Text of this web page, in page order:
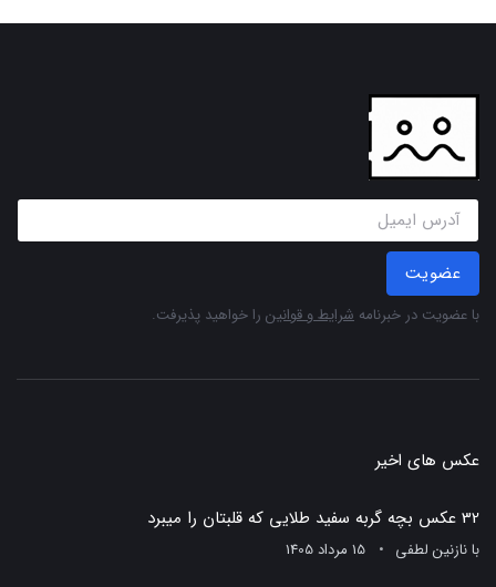
عضویت
با عضویت در خبرنامه شرایط و قوانین را خواهید پذیرفت.
عکس های اخیر
32 عکس بچه گربه سفید طلایی که قلبتان را میبرد
بانازنین لطفی 15 مرداد 1405